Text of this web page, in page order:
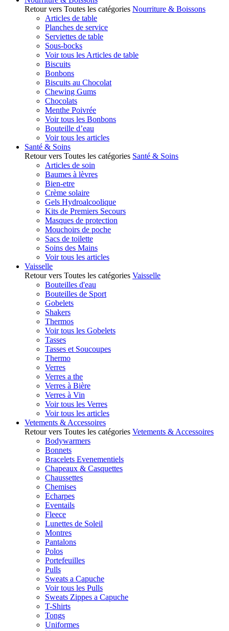
Retour vers Toutes les catégories Nourriture & Boissons
Articles de table
Planches de service
Serviettes de table
Sous-bocks
Voir tous les Articles de table
Biscuits
Bonbons
Biscuits au Chocolat
Chewing Gums
Chocolats
Menthe Poivrée
Voir tous les Bonbons
Bouteille d’eau
Voir tous les articles
Santé & Soins
Retour vers Toutes les catégories Santé & Soins
Articles de soin
Baumes à lèvres
Bien-etre
Crème solaire
Gels Hydroalcoolique
Kits de Premiers Secours
Masques de protection
Mouchoirs de poche
Sacs de toilette
Soins des Mains
Voir tous les articles
Vaisselle
Retour vers Toutes les catégories Vaisselle
Bouteilles d'eau
Bouteilles de Sport
Gobelets
Shakers
Thermos
Voir tous les Gobelets
Tasses
Tasses et Soucoupes
Thermo
Verres
Verres a the
Verres à Bière
Verres à Vin
Voir tous les Verres
Voir tous les articles
Vetements & Accessoires
Retour vers Toutes les catégories Vetements & Accessoires
Bodywarmers
Bonnets
Bracelets Evenementiels
Chapeaux & Casquettes
Chaussettes
Chemises
Echarpes
Eventails
Fleece
Lunettes de Soleil
Montres
Pantalons
Polos
Portefeuilles
Pulls
Sweats a Capuche
Voir tous les Pulls
Sweats Zippes a Capuche
T-Shirts
Tongs
Uniformes